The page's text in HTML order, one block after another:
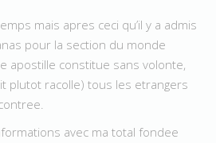
mais apres ceci qu’il y a admis
pour la section du monde
apostille constitue sans volonte,
plutot racolle) tous les etrangers
avec ma total fondee